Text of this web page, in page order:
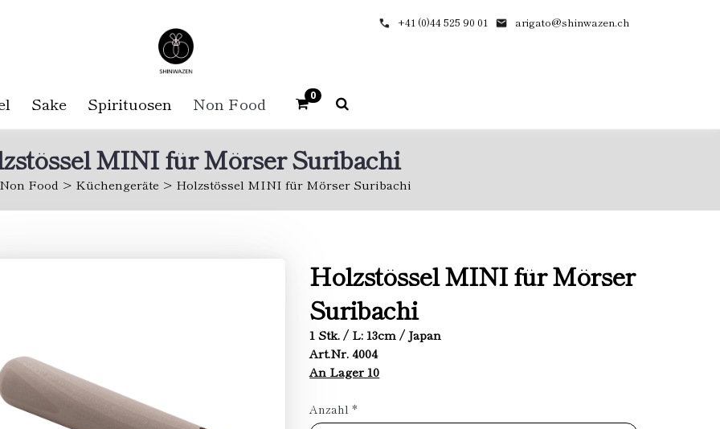
+41 (0)44 525 90 01 arigato@shinwazen.ch
Sake Spirituosen Non Food 0
MINI für Mörser Suribachi
Non Food Küchengeräte Holzstössel MINI für Mörser Suribachi
Holzstössel MINI für Mörser
Suribachi
1 Stk. / L: 13cm / Japan
Art.Nr. 4004
An Lager 10
Anzahl *